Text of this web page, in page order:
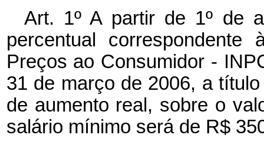
Art. 1ºA partir de 1º de
percentual
Preços ao Consumidor -
31 de março de 2006, a
de aumento real, sobre o
salário mínimo será de R$